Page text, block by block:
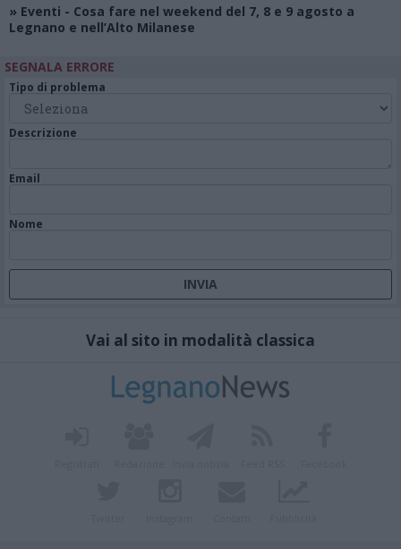
» Eventi - Cosa fare nel weekend del 7, 8 e 9 agosto a
Legnano e nell’Alto Milanese
SEGNALA ERRORE
Tipo di problema
Descrizione
Email
Nome
Vai al sito in modalità classica